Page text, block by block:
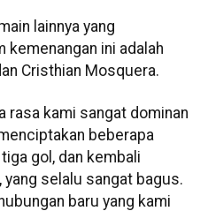
lainnya yang
ini adalah
Cristhian Mosquera.
rasa kami sangat dominan
beberapa
gol, dan kembali
selalu sangat bagus.
baru yang kami